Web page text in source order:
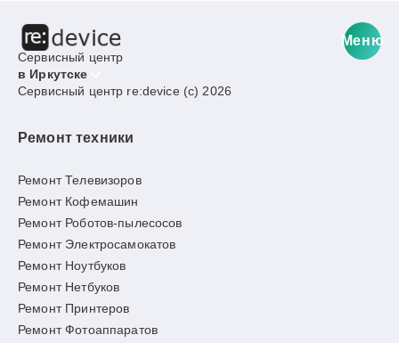
Сервисный центр
в Иркутске
Меню
Сервисный центр re:device (c) 2026
Ремонт техники
Ремонт Телевизоров
Ремонт Кофемашин
Ремонт Роботов-пылесосов
Ремонт Электросамокатов
Ремонт Ноутбуков
Ремонт Нетбуков
Ремонт Принтеров
Ремонт Фотоаппаратов